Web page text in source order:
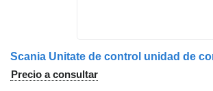
Precio a consultar